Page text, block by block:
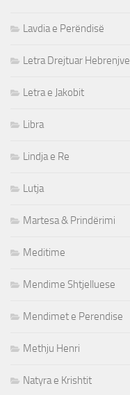
Lavdia e Perëndisë
Letra Drejtuar Hebrenjve
Letra e Jakobit
Libra
Lindja e Re
Lutja
Martesa & Prindërimi
Meditime
Mendime Shtjelluese
Mendimet e Perendise
Methju Henri
Natyra e Krishtit